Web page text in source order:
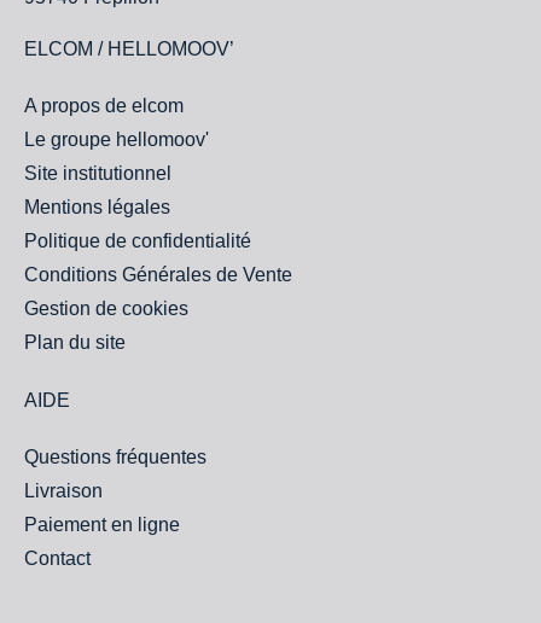
ELCOM / HELLOMOOV’
A propos de elcom
Le groupe hellomoov'
Site institutionnel
Mentions légales
Politique de confidentialité
Conditions Générales de Vente
Gestion de cookies
Plan du site
AIDE
Questions fréquentes
Livraison
Paiement en ligne
Contact